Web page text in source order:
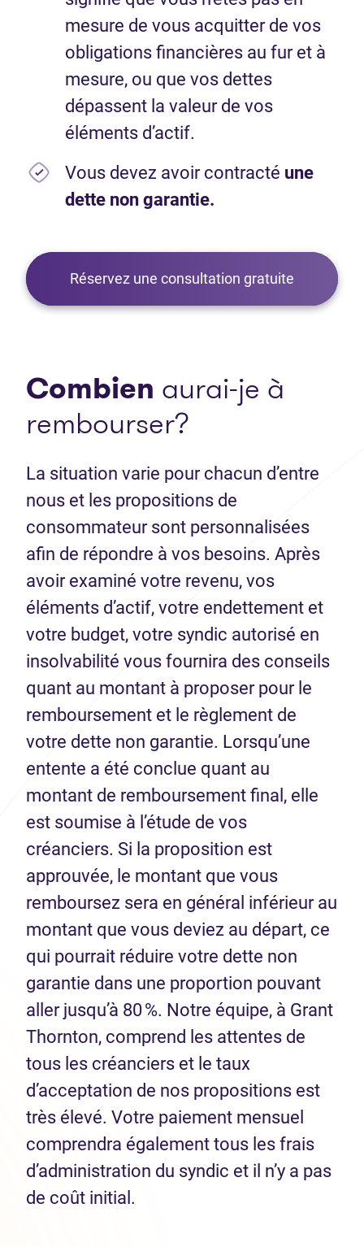
mesure de vous acquitter de vos
obligations financières au fur et à
mesure, ou que vos dettes
dépassent la valeur de vos
éléments d’actif.
Vous devez avoir contracté une
dette non garantie.
Réservez une consultation gratuite
Combien aurai-je à
rembourser?
La situation varie pour chacun d’entre
nous et les propositions de
consommateur sont personnalisées
afin de répondre à vos besoins. Après
avoir examiné votre revenu, vos
éléments d’actif, votre endettement et
votre budget, votre syndic autorisé en
insolvabilité vous fournira des conseils
quant au montant à proposer pour le
remboursement et le règlement de
votre dette non garantie. Lorsqu’une
entente a été conclue quant au
montant de remboursement final, elle
est soumise à l’étude de vos
créanciers. Si la proposition est
approuvée, le montant que vous
remboursez sera en général inférieur au
montant que vous deviez au départ, ce
qui pourrait réduire votre dette non
garantie dans une proportion pouvant
aller jusqu’à 80 %. Notre équipe, à Grant
Thornton, comprend les attentes de
tous les créanciers et le taux
d’acceptation de nos propositions est
très élevé. Votre paiement mensuel
comprendra également tous les frais
d’administration du syndic et il n’y a pas
de coût initial.